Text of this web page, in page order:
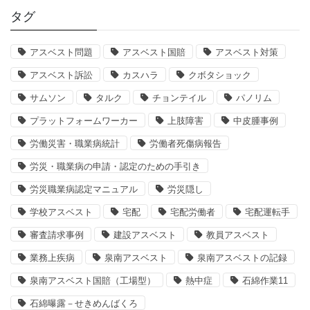
タグ
アスベスト問題 アスベスト国賠 アスベスト対策
アスベスト訴訟 カスハラ クボタショック
サムソン タルク チョンテイル パノリム
プラットフォームワーカー 上肢障害 中皮腫事例
労働災害・職業病統計 労働者死傷病報告
労災・職業病の申請・認定のための手引き
労災職業病認定マニュアル 労災隠し
学校アスベスト 宅配 宅配労働者 宅配運転手
審査請求事例 建設アスベスト 教員アスベスト
業務上疾病 泉南アスベスト 泉南アスベストの記録
泉南アスベスト国賠（工場型） 熱中症 石綿作業11
石綿曝露－せきめんばくろ